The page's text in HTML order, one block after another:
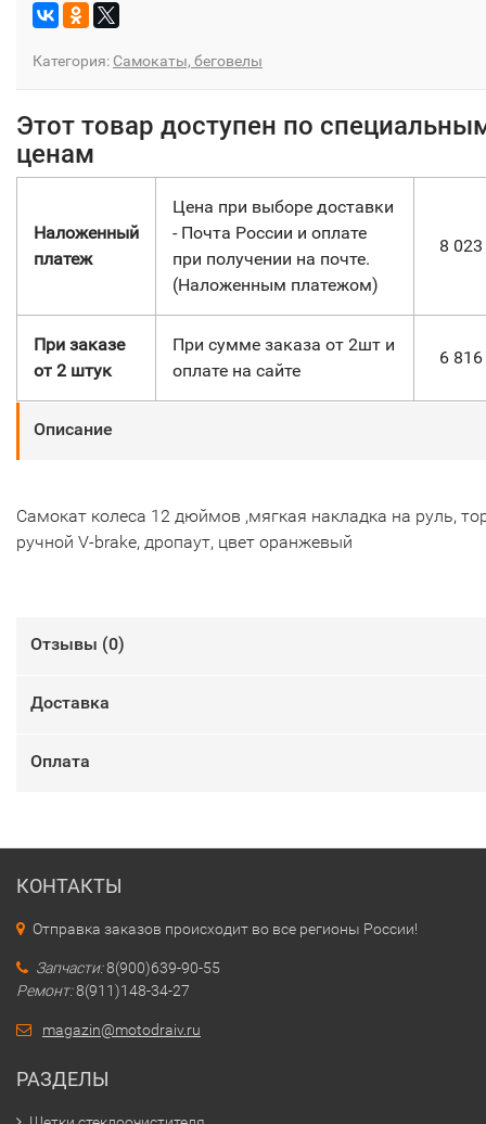
Категория: Самокаты, беговелы
Этот товар доступен по
ценам
Наложенный
платеж
Цена при выборе доставки
- Почта России и оплате
при получении на почте.
(Наложенным платежом)
8 023
При заказе
от 2 штук
При сумме заказа от 2шт и
оплате на сайте
6 816
Описание
Самокат колеса 12 дюймов ,мягкая накладка на руль,
ручной V-brake, дропаут, цвет оранжевый
Отзывы (0)
Доставка
Оплата
КОНТАКТЫ
Отправка заказов происходит во все регионы России!
Запчасти:8(900)639-90-55
Ремонт:8(911)148-34-27
magazin@motodraiv.ru
РАЗДЕЛЫ